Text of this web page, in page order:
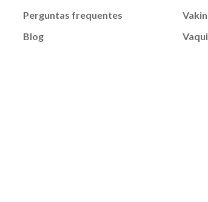
Perguntas frequentes
Blog